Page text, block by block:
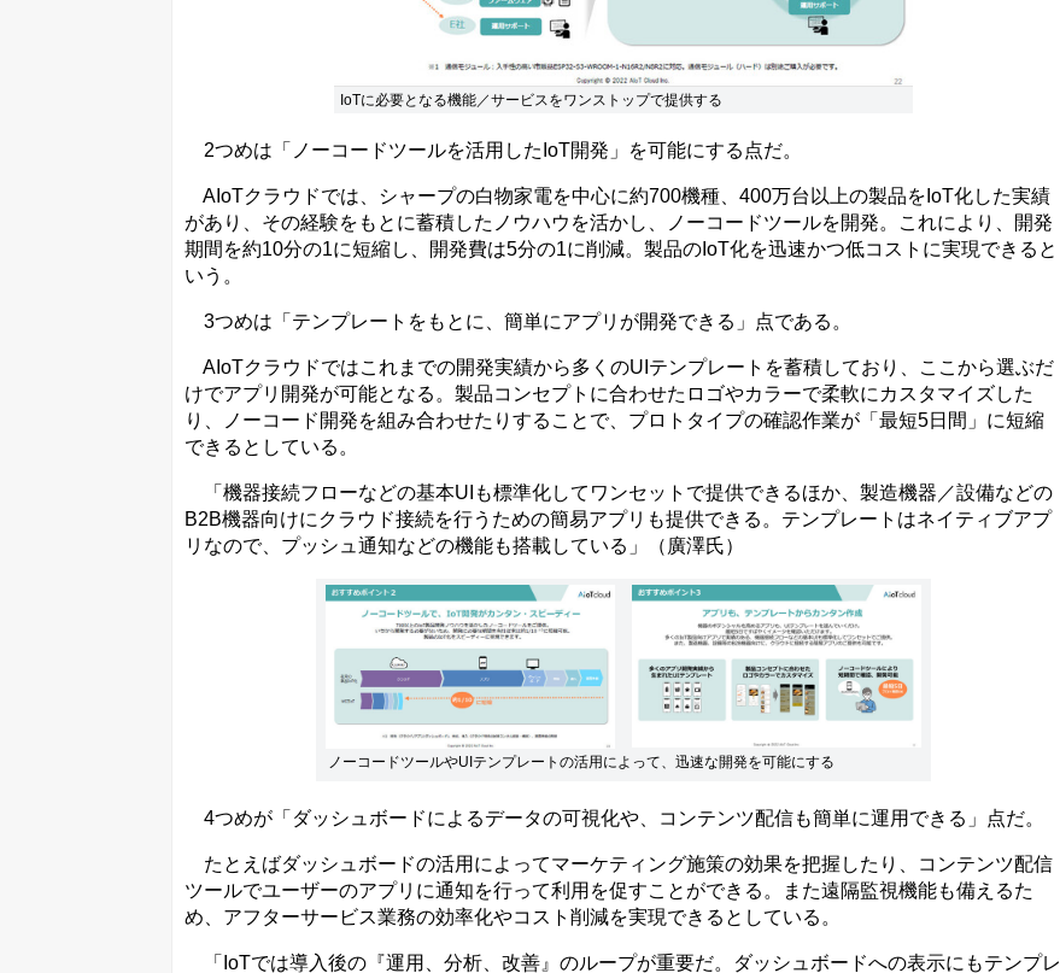
IoTに必要となる機能／サービスをワンストップで提供する
2つめは「ノーコードツールを活用したIoT開発」を可能にする点だ。
AIoTクラウドでは、シャープの白物家電を中心に約700機種、400万台以上の製品をIoT化した実績
があり、その経験をもとに蓄積したノウハウを活かし、ノーコードツールを開発。これにより、開発
期間を約10分の1に短縮し、開発費は5分の1に削減。製品のIoT化を迅速かつ低コストに実現できると
いう。
3つめは「テンプレートをもとに、簡単にアプリが開発できる」点である。
AIoTクラウドではこれまでの開発実績から多くのUIテンプレートを蓄積しており、ここから選ぶだ
けでアプリ開発が可能となる。製品コンセプトに合わせたロゴやカラーで柔軟にカスタマイズした
り、ノーコード開発を組み合わせたりすることで、プロトタイプの確認作業が「最短5日間」に短縮
できるとしている。
「機器接続フローなどの基本UIも標準化してワンセットで提供できるほか、製造機器／設備などの
B2B機器向けにクラウド接続を行うための簡易アプリも提供できる。テンプレートはネイティブアプ
リなので、プッシュ通知などの機能も搭載している」（廣澤氏）
ノーコードツールやUIテンプレートの活用によって、迅速な開発を可能にする
4つめが「ダッシュボードによるデータの可視化や、コンテンツ配信も簡単に運用できる」点だ。
たとえばダッシュボードの活用によってマーケティング施策の効果を把握したり、コンテンツ配信
ツールでユーザーのアプリに通知を行って利用を促すことができる。また遠隔監視機能も備えるた
め、アフターサービス業務の効率化やコスト削減を実現できるとしている。
「IoTでは導入後の『運用、分析、改善』のループが重要だ。ダッシュボードへの表示にもテンプレ